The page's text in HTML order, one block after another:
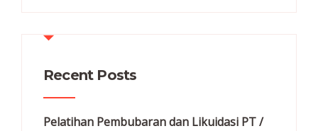
Recent Posts
Pelatihan Pembubaran dan Likuidasi PT /